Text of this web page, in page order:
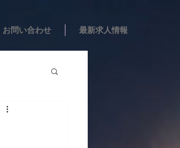
お問い合わせ 最新求人情報